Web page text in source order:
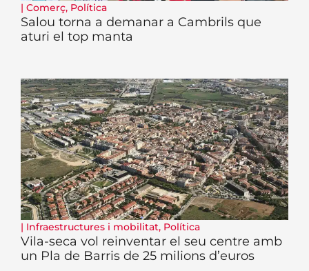
| Comerç, Política
Salou torna a demanar a Cambrils que
aturi el top manta
| Infraestructures i mobilitat, Política
Vila-seca vol reinventar el seu centre amb
un Pla de Barris de 25 milions d’euros